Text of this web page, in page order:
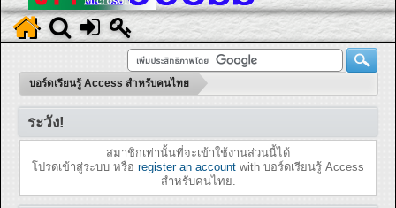
บอร์ดเรียนรู้ Access สำหรับคนไทย
ระวัง!
สมาชิกเท่านั้นที่จะเข้าใช้งานส่วนนี้ได้
โปรดเข้าสู่ระบบ หรือ register an account with บอร์ดเรียนรู้ Access
สำหรับคนไทย.